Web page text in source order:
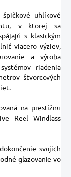
uhlíkové
v ktorej sa
s klasickým
viacero výziev,
a výroba
riadenia
štvorcových
na prestížnu
Reel Windlass
svojich
glazovanie vo